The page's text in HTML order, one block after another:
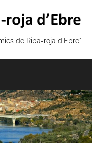
de Riba-roja d'Ebre"